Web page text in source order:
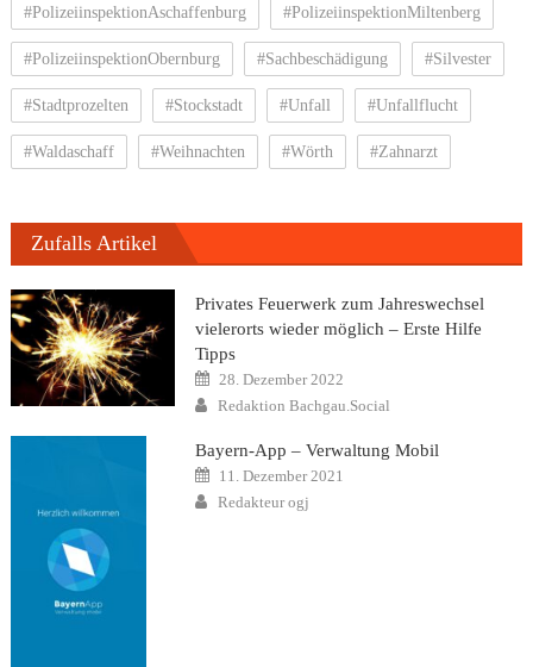
#PolizeiinspektionAschaffenburg #PolizeiinspektionMiltenberg
#PolizeiinspektionObernburg #Sachbeschädigung #Silvester
#Stadtprozelten #Stockstadt #Unfall #Unfallflucht
#Waldaschaff #Weihnachten #Wörth #Zahnarzt
Zufalls Artikel
Privates Feuerwerk zum Jahreswechsel
vielerorts wieder möglich – Erste Hilfe
Tipps
Posted
on
28. Dezember 2022
Author
Redaktion Bachgau.Social
Bayern-App – Verwaltung Mobil
Posted
on
11. Dezember 2021
Author
Redakteur ogj